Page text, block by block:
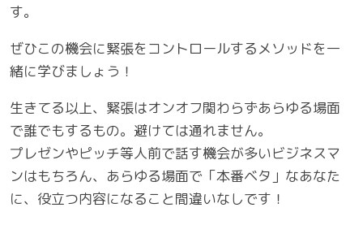
す。
ぜひこの機会に緊張をコントロールするメソッドを一
緒に学びましょう！
生きてる以上、緊張はオンオフ関わらずあらゆる場面
で誰でもするもの。避けては通れません。
プレゼンやピッチ等人前で話す機会が多いビジネスマ
ンはもちろん、あらゆる場面で「本番ベタ」なあなた
に、役立つ内容になること間違いなしです！